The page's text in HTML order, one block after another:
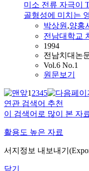
미소 전류 자극이
골형성에 미치는
박상원,양홍
전남대학교
1994
전남치대논
Vol.6 No.1
원문보기
12345
연관 검색어 추천
이 검색어로 많이 본 자
활용도 높은 자료
서지정보 내보내기
닫기